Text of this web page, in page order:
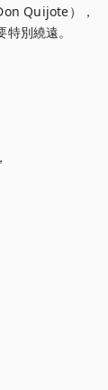
Quijote），
別繞遠。